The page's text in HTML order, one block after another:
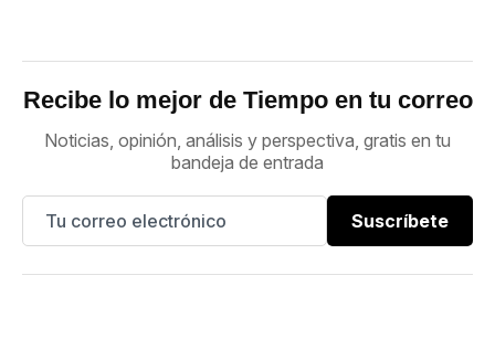
Recibe lo mejor de Tiempo en tu correo
Noticias, opinión, análisis y perspectiva, gratis en tu
bandeja de entrada
Suscríbete